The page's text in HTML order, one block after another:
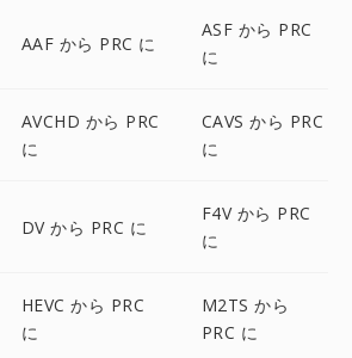
AAF から PRC に
ASF から PRC
に
AVCHD から PRC
に
CAVS から PRC
に
DV から PRC に
F4V から PRC
に
HEVC から PRC
に
M2TS から
PRC に